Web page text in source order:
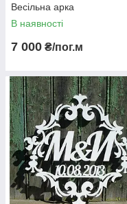
Весільна арка
В наявності
7 000 ₴/пог.м